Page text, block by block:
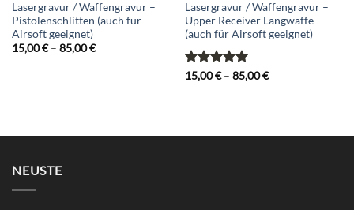
Lasergravur / Waffengravur –
Pistolenschlitten (auch für
Airsoft geeignet)
15,00€ – 85,00€Preisspanne:
Lasergravur / Waffengravur –
Upper Receiver Langwaffe
(auch für Airsoft geeignet)
Bewertet
15,00€ – 85,00€Preisspanne:
NEUSTE